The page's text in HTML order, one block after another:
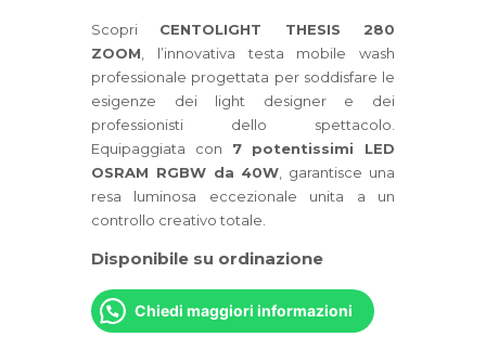
Scopri CENTOLIGHT THESIS 280
ZOOM , l’innovativa testa mobile wash
professionale progettata per soddisfare le
esigenze dei light designer e dei
professionisti dello spettacolo.
Equipaggiata con 7 potentissimi LED
OSRAM RGBW da 40W , garantisce una
resa luminosa eccezionale unita a un
controllo creativo totale.
Disponibile su ordinazione
Chiedi maggiori informazioni